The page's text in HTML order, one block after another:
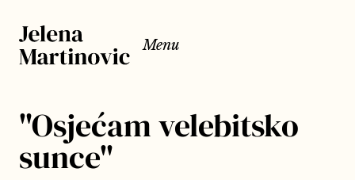
Menu
"Osjećam velebitsko
sunce"